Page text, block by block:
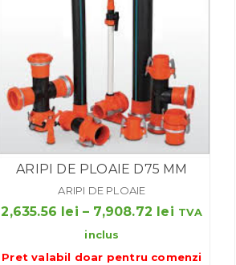
ARIPI DE PLOAIE D75 MM
ARIPI DE PLOAIE
2,635.56 lei – 7,908.72 leiInterval
prețuri:
TVA
inclus
Pret valabil doar pentru comenzi